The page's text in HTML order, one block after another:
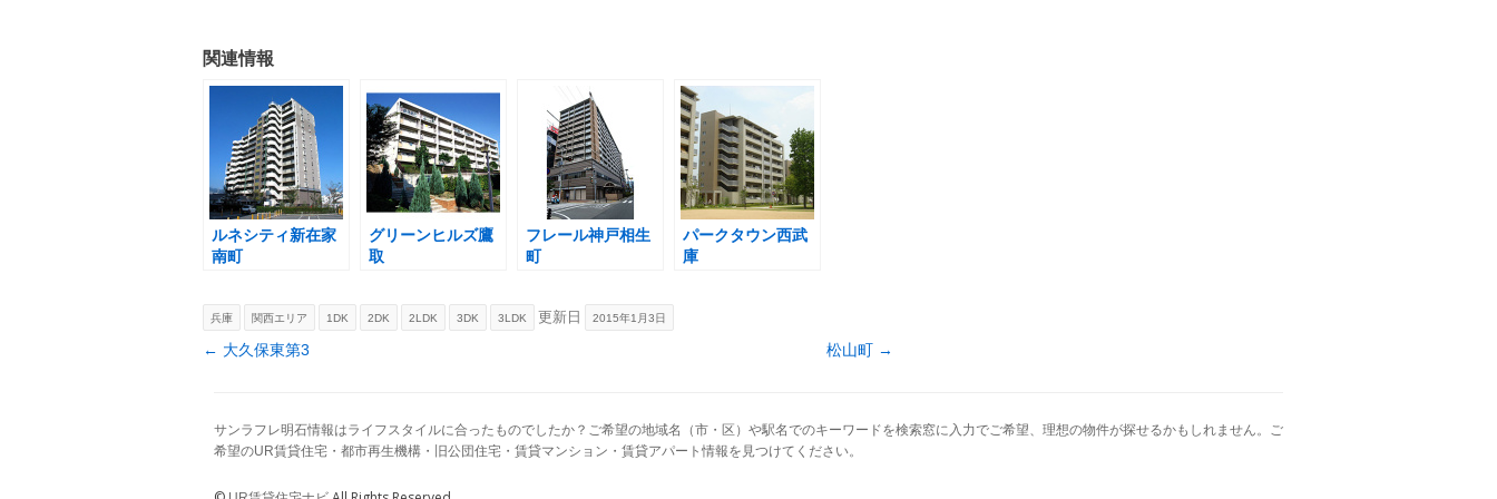
関連情報
ルネシティ新在家
南町
グリーンヒルズ鷹
取
フレール神戸相生
町
パークタウン西武
庫
兵庫 関西エリア 1DK 2DK 2LDK 3DK 3LDK 更新日 2015年1月3日
Post navigation
← 大久保東第3 松山町 →
サンラフレ明石情報はライフスタイルに合ったものでしたか？ご希望の地域名（市・区）や駅名でのキーワードを検索窓に入力でご希望、理想の物件が探せるかもしれません。ご
希望のUR賃貸住宅・都市再生機構・旧公団住宅・賃貸マンション・賃貸アパート情報を見つけてください。